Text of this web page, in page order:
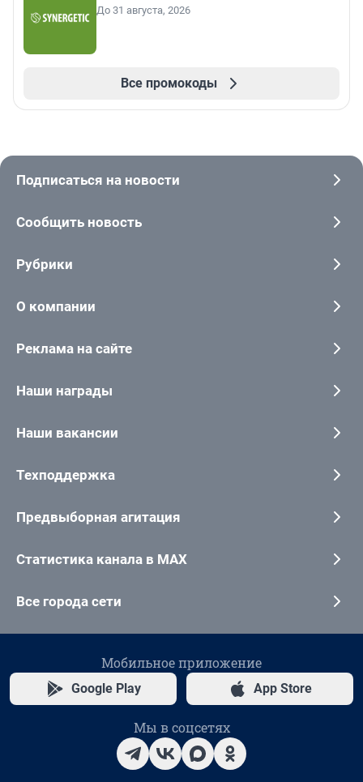
До 31 августа, 2026
Все промокоды
Подписаться на новости
Сообщить новость
Рубрики
О компании
Реклама на сайте
Наши награды
Наши вакансии
Техподдержка
Предвыборная агитация
Статистика канала в MAX
Все города сети
Мобильное приложение
Google Play App Store
Мы в соцсетях